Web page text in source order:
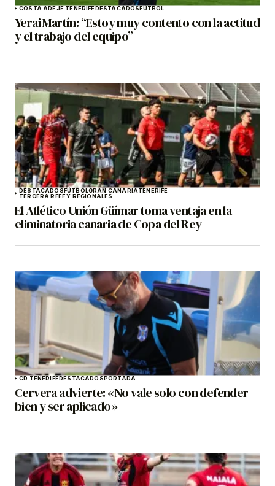
COSTA ADEJE TENERIFEDESTACADOSFÚTBOL
Yerai Martín: “Estoy muy contento con la actitud
y el trabajo del equipo”
DESTACADOSFÚTBOLGRAN CANARIATENERIFE
TERCERA RFEF Y REGIONALES
El Atlético Unión Güímar toma ventaja en la
eliminatoria canaria de Copa del Rey
CD TENERIFEDESTACADOSPORTADA
Cervera advierte: «No vale solo con defender
bien y ser aplicado»